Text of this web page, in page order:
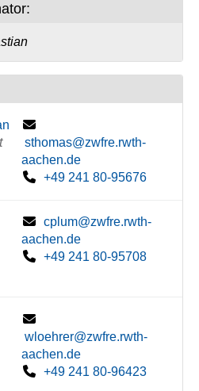
sthomas@zwfre.rwth-
aachen.de
+49 241 80-95676
cplum@zwfre.rwth-
aachen.de
+49 241 80-95708
wloehrer@zwfre.rwth-
aachen.de
+49 241 80-96423